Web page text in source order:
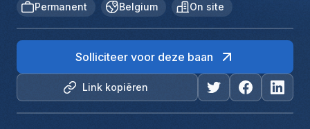
Permanent Belgium On site
Link kopiëren
Solliciteer voor deze baan